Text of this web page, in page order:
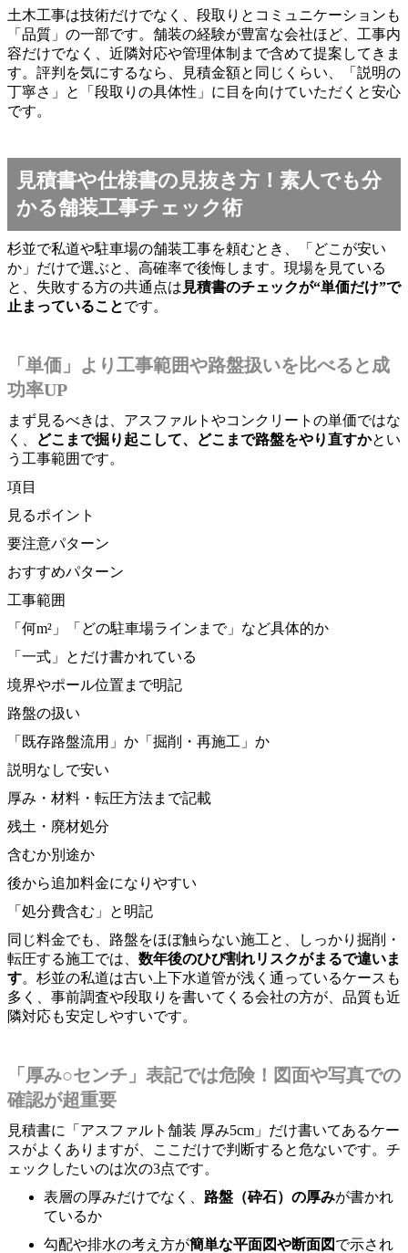
土木工事は技術だけでなく、段取りとコミュニケーションも
「品質」の一部です。舗装の経験が豊富な会社ほど、工事内
容だけでなく、近隣対応や管理体制まで含めて提案してきま
す。評判を気にするなら、見積金額と同じくらい、「説明の
丁寧さ」と「段取りの具体性」に目を向けていただくと安心
です。
見積書や仕様書の見抜き方！素人でも分
かる舗装工事チェック術
杉並で私道や駐車場の舗装工事を頼むとき、「どこが安い
か」だけで選ぶと、高確率で後悔します。現場を見ている
と、失敗する方の共通点は 見積書のチェックが“単価だけ”で
止まっていることです。
「単価」より工事範囲や路盤扱いを比べると成
功率UP
まず見るべきは、アスファルトやコンクリートの単価ではな
く、
どこまで掘り起こして、どこまで路盤をやり直すかとい
う工事範囲です。
項目
見るポイント
要注意パターン
おすすめパターン
工事範囲
「何m²」「どの駐車場ラインまで」など具体的か
「一式」とだけ書かれている
境界やポール位置まで明記
路盤の扱い
「既存路盤流用」か「掘削・再施工」か
説明なしで安い
厚み・材料・転圧方法まで記載
残土・廃材処分
含むか別途か
後から追加料金になりやすい
「処分費含む」と明記
同じ料金でも、路盤をほぼ触らない施工と、しっかり掘削・
転圧する施工では、 数年後のひび割れリスクがまるで違いま
す。杉並の私道は古い上下水道管が浅く通っているケースも
多く、事前調査や段取りを書いてくる会社の方が、品質も近
隣対応も安定しやすいです。
「厚み○センチ」表記では危険！図面や写真での
確認が超重要
見積書に「アスファルト舗装 厚み5cm」だけ書いてあるケー
スがよくありますが、ここだけで判断すると危ないです。チ
ェックしたいのは次の3点です。
表層の厚みだけでなく、 路盤（砕石）の厚みが書かれ
ているか
勾配や排水の考え方が簡単な平面図や断面図 で示され